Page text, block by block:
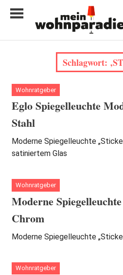
Inhalt
My
castle
Schlagwort:
Wohnratgeber
Eglo Spiegelleuchte
Stahl
Moderne Spiegelleuchte
satiniertem Glas
Wohnratgeber
Moderne
Chrom
Moderne Spiegelleuchte
Wohnratgeber